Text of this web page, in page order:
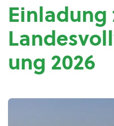
Einladung
ung 2026